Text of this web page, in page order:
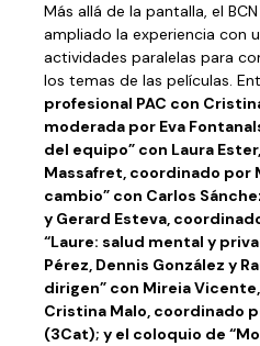
Más allá de la pantalla, el
ampliado la experiencia con
actividades paralelas para
los temas de las películas.
profesional PAC con
moderada por Eva
del equipo” con Laura
Massafret, coordinado por
cambio” con Carlos
y Gerard Esteva,
“Laure: salud mental y
Pérez, Dennis González y
dirigen” con Mireia
Cristina Malo, coordinado
(3Cat); y el coloquio de